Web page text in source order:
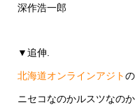
深作浩一郎
▼追伸.
北海道オンラインアジト
ニセコなのかルスツなの